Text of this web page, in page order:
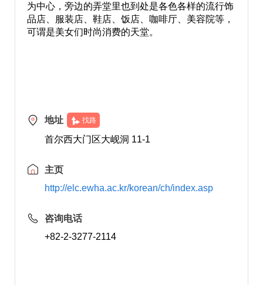
为中心，旁边的弄堂里也到处是各色各样的流行饰
品店、服装店、鞋店、饭店、咖啡厅、美容院等，
可谓是美女们时尚消费的天堂。
地址 找路
首尔西大门区大岘洞 11-1
主页
http://elc.ewha.ac.kr/korean/ch/index.asp
咨询电话
+82-2-3277-2114